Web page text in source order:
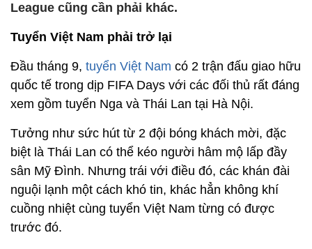
League cũng cần phải khác.
Tuyển Việt Nam phải trở lại
Đầu tháng 9, tuyển Việt Nam có 2 trận đấu giao hữu
quốc tế trong dịp FIFA Days với các đối thủ rất đáng
xem gồm tuyển Nga và Thái Lan tại Hà Nội.
Tưởng như sức hút từ 2 đội bóng khách mời, đặc
biệt là Thái Lan có thể kéo người hâm mộ lấp đầy
sân Mỹ Đình. Nhưng trái với điều đó, các khán đài
nguội lạnh một cách khó tin, khác hẳn không khí
cuồng nhiệt cùng tuyển Việt Nam từng có được
trước đó.